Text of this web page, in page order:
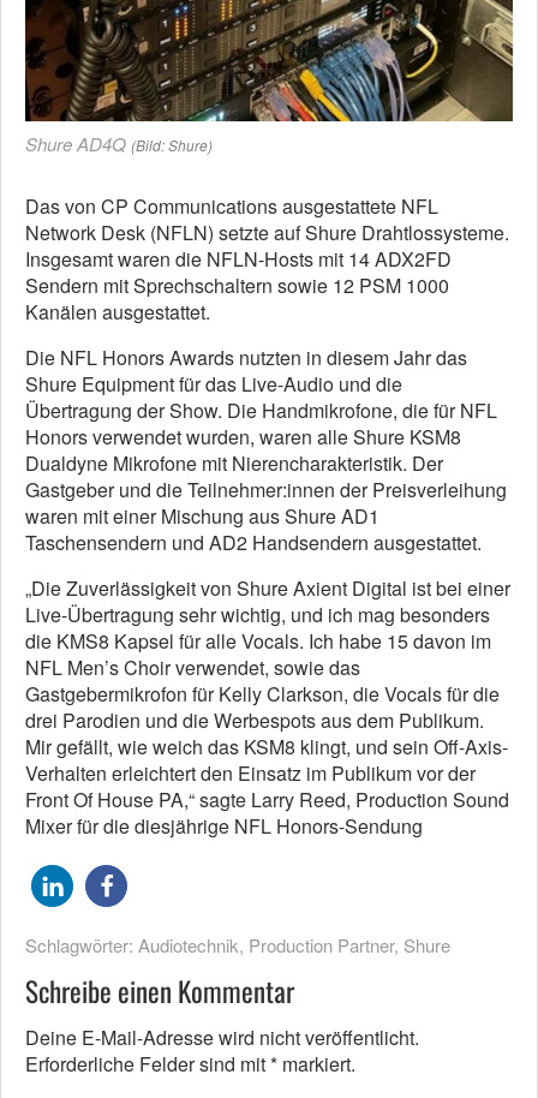
Shure AD4Q (Bild: Shure)
Das von CP Communications ausgestattete NFL
Network Desk (NFLN) setzte auf Shure Drahtlossysteme.
Insgesamt waren die NFLN-Hosts mit 14 ADX2FD
Sendern mit Sprechschaltern sowie 12 PSM 1000
Kanälen ausgestattet.
Die NFL Honors Awards nutzten in diesem Jahr das
Shure Equipment für das Live-Audio und die
Übertragung der Show. Die Handmikrofone, die für NFL
Honors verwendet wurden, waren alle Shure KSM8
Dualdyne Mikrofone mit Nierencharakteristik. Der
Gastgeber und die Teilnehmer:innen der Preisverleihung
waren mit einer Mischung aus Shure AD1
Taschensendern und AD2 Handsendern ausgestattet.
„Die Zuverlässigkeit von Shure Axient Digital ist bei einer
Live-Übertragung sehr wichtig, und ich mag besonders
die KMS8 Kapsel für alle Vocals. Ich habe 15 davon im
NFL Men’s Choir verwendet, sowie das
Gastgebermikrofon für Kelly Clarkson, die Vocals für die
drei Parodien und die Werbespots aus dem Publikum.
Mir gefällt, wie weich das KSM8 klingt, und sein Off-Axis-
Verhalten erleichtert den Einsatz im Publikum vor der
Front Of House PA,“ sagte Larry Reed, Production Sound
Mixer für die diesjährige NFL Honors-Sendung
Schlagwörter: Audiotechnik, Production Partner, Shure
Schreibe einen Kommentar
Deine E-Mail-Adresse wird nicht veröffentlicht.
Erforderliche Felder sind mit* markiert.